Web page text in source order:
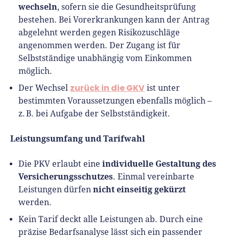
wechseln, sofern sie die Gesundheitsprüfung
bestehen. Bei Vorerkrankungen kann der Antrag
abgelehnt werden gegen Risikozuschläge
angenommen werden. Der Zugang ist für
Selbstständige unabhängig vom Einkommen
möglich.
Der Wechsel zurück in die GKV ist unter
bestimmten Voraussetzungen ebenfalls möglich –
z. B. bei Aufgabe der Selbstständigkeit.
Leistungsumfang und Tarifwahl
Die PKV erlaubt eine individuelle Gestaltung des
Versicherungsschutzes. Einmal vereinbarte
Leistungen dürfen nicht einseitig gekürzt
werden.
Kein Tarif deckt alle Leistungen ab. Durch eine
präzise Bedarfsanalyse lässt sich ein passender